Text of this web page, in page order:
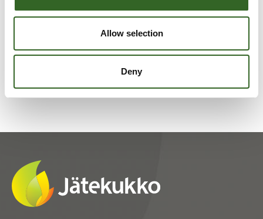
Allow selection
Deny
Tarkista jätelajikohtaiset
lajitteluohjeet